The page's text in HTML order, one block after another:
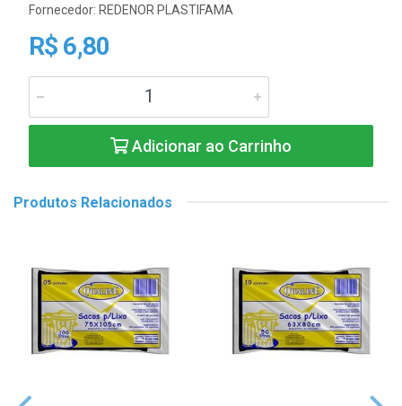
Fornecedor: REDENOR PLASTIFAMA
R$ 6,80
Adicionar ao Carrinho
Produtos Relacionados